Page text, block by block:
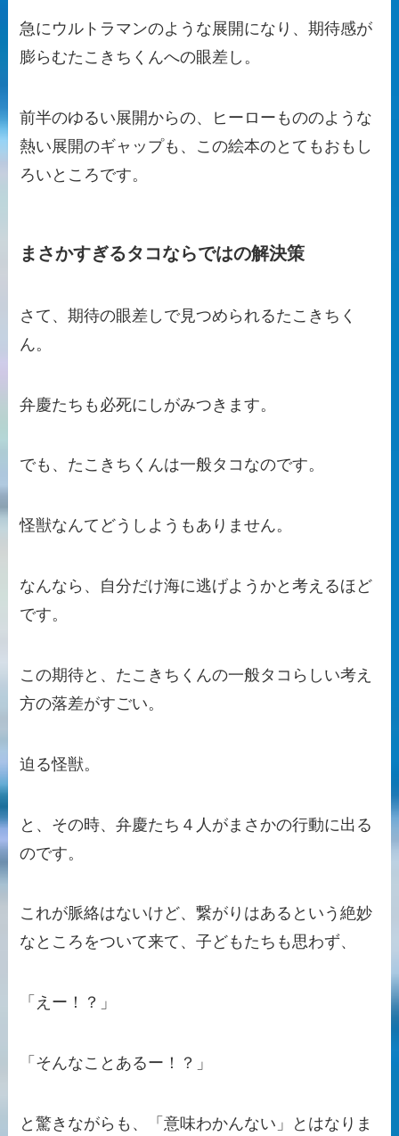
急にウルトラマンのような展開になり、期待感が
膨らむたこきちくんへの眼差し。
前半のゆるい展開からの、ヒーローもののような
熱い展開のギャップも、この絵本のとてもおもし
ろいところです。
まさかすぎるタコならではの解決策
さて、期待の眼差しで見つめられるたこきちく
ん。
弁慶たちも必死にしがみつきます。
でも、たこきちくんは一般タコなのです。
怪獣なんてどうしようもありません。
なんなら、自分だけ海に逃げようかと考えるほど
です。
この期待と、たこきちくんの一般タコらしい考え
方の落差がすごい。
迫る怪獣。
と、その時、弁慶たち４人がまさかの行動に出る
のです。
これが脈絡はないけど、繋がりはあるという絶妙
なところをついて来て、子どもたちも思わず、
「えー！？」
「そんなことあるー！？」
と驚きながらも、「意味わかんない」とはなりま